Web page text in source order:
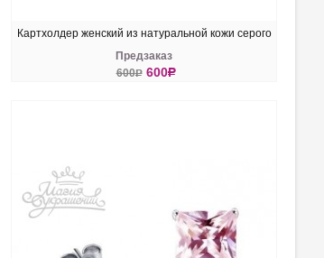
Картхолдер женский из натуральной кожи серого
цвета
Предзаказ
600R 600R